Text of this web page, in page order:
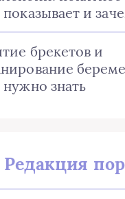
показывает и
брекетов и
нужно знать
Редакция